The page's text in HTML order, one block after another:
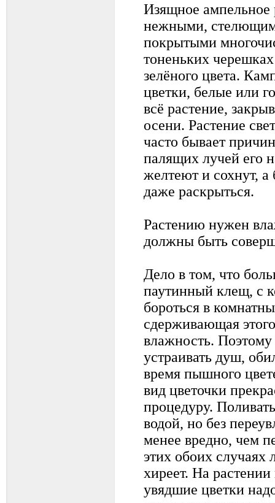
Изящное ампельное
нежными,
покрытыми
тоненьких
зелёного цвета.
цветки, белые или
всё растение,
осени. Растение
часто бывает
палящих лучей его
желтеют и сохнут, а
даже раскрыться.
Растению нужен
должны быть
Дело в том, что
паутинный клещ, с
бороться в
сдерживающая
влажность.
устраивать душ,
время пышного
вид цветочки
процедуру.
водой, но без
менее вредно, чем
этих обоих случаях
хиреет. На
увядшие цветки